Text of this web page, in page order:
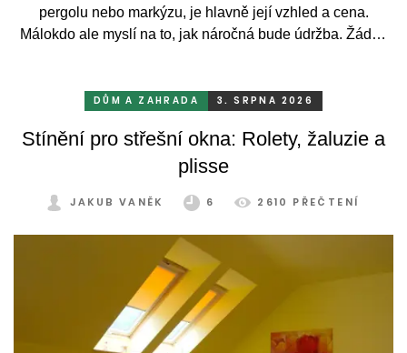
pergolu nebo markýzu, je hlavně její vzhled a cena.
Málokdo ale myslí na to, jak náročná bude údržba. Žádný
mrazu, ale také prachu a pylu, což se na něm dříve či
DŮM A ZAHRADA 3. SRPNA 2026
Stínění pro střešní okna: Rolety, žaluzie a
plisse
JAKUB VANĚK 6 2610 PŘEČTENÍ